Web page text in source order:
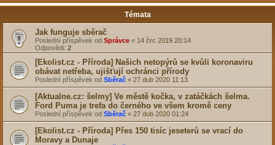
Témata
Jak funguje sběrač
Poslední příspěvek od Správce « 14 črc 2019 20:14
Odpovědi: 2
[Ekolist.cz - Příroda] Našich netopýrů se kvůli koronaviru
obávat netřeba, ujišťují ochránci přírody
Poslední příspěvek od Sběrač « 27 dub 2020 11:13
[Aktualne.cz: šelmy] Ve městě kočka, v zatáčkách šelma.
Ford Puma je trefa do černého ve všem kromě ceny
Poslední příspěvek od Sběrač « 27 dub 2020 01:24
[Ekolist.cz - Příroda] Přes 150 tisíc jeseterů se vrací do
Moravy a Dunaje